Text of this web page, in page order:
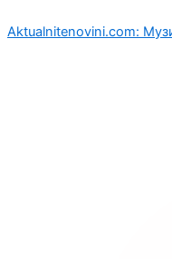
Aktualnitenovini.com: